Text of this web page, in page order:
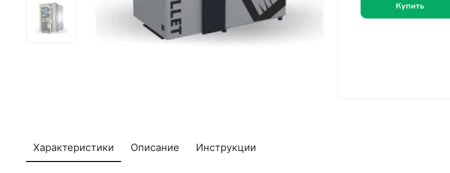
Купить
Характеристики Описание Инструкции